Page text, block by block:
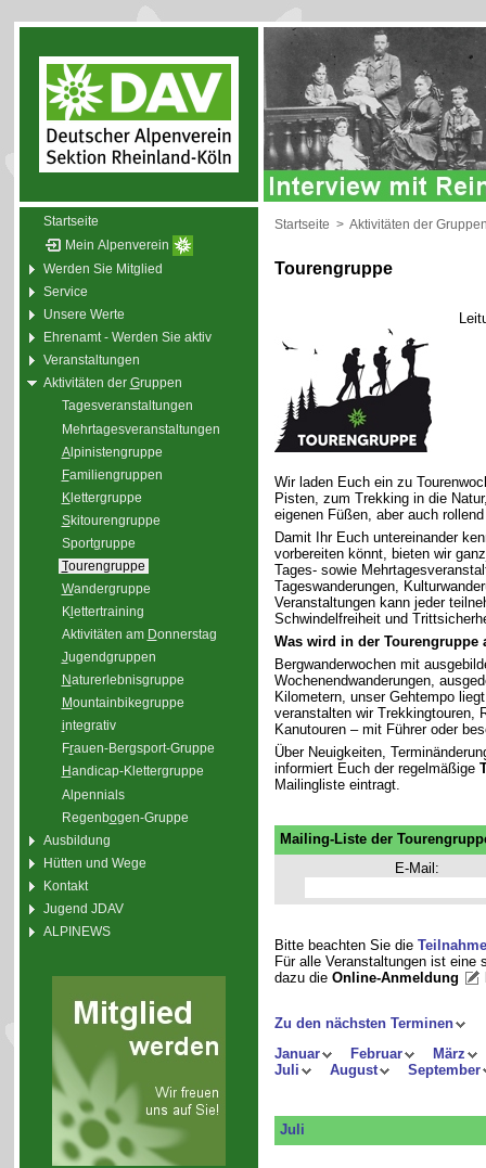
Startseite
Mein Alpenverein
Werden Sie Mitglied
Service
Unsere Werte
Ehrenamt - Werden Sie aktiv
Veranstaltungen
Aktivitäten der Gruppen
Tagesveranstaltungen
Mehrtagesveranstaltungen
Alpinistengruppe
Familiengruppen
Klettergruppe
Skitourengruppe
Sportgruppe
Tourengruppe
Wandergruppe
Kl ettertraining
Aktivitäten am Donnerstag
Jugendgruppen
Naturerlebnisgruppe
Mountainbikegruppe
integrativ
Frauen-Bergsport-Gruppe
Handicap-Klettergruppe
Alpennials
Regenbogen-Gruppe
Ausbildung
Hütten und Wege
Kontakt
Jugend JDAV
ALPINEWS
Startseite > Aktivitäten der
Tourengruppe
Wir laden Euch ein zu
Pisten, zum Trekking in die
eigenen Füßen, aber auch
Damit Ihr Euch untereinander
vorbereiten könnt, bieten wir
Tages- sowie
Tageswanderungen,
Veranstaltungen kann jeder
Schwindelfreiheit und
Was wird in der Tourengruppe
Bergwanderwochen mit
Wochenendwanderungen,
Kilometern, unser Gehtempo
veranstalten wir Trekkingtouren,
Kanutouren – mit Führer oder
Über Neuigkeiten,
informiert Euch der regelmäßige
Mailingliste eintragt.
Mailing-Liste der
E-Mail:
Bitte beachten Sie die
Für alle Veranstaltungen ist
dazu die Online-Anmeldung
Zu den nächsten Terminen
Januar
Februar
März
Juli
August September
Juli